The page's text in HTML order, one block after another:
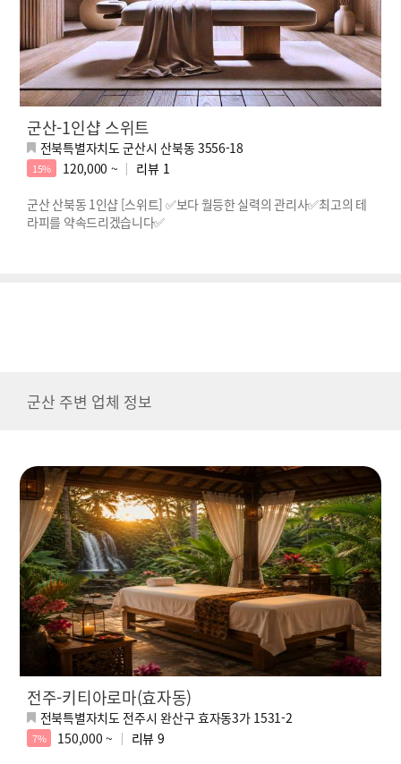
군산-1인샵 스위트
전북특별자치도 군산시 산북동 3556-18
15% 120,000 ~ 리뷰 1
군산 산북동 1인샵 [스위트] ✅보다 월등한 실력의 관리사✅최고의 테
라피를 약속드리겠습니다✅
군산 주변 업체 정보
전주-키티아로마(효자동)
전북특별자치도 전주시 완산구 효자동3가 1531-2
7% 150,000 ~ 리뷰 9